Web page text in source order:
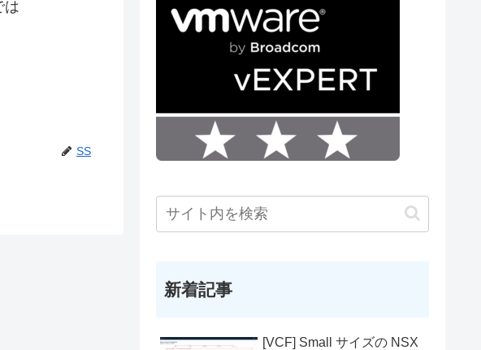
は
SS
新着記事
[VCF] Small サイズの NSX